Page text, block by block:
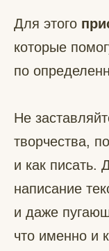
Для этого
которые
по
Не
творчества,
и как писать.
написание
и даже
что именно и